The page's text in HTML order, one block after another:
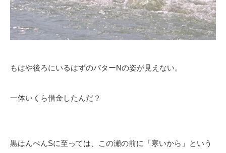
もはや後ろにいるはずのバターNの姿が見えない。
一体いくら借金したんだ？
黒はんぺんSに至っては、この瀬の前に「寒いから」という